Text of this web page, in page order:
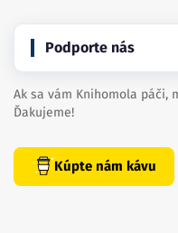
Podporte nás
Ak sa vám Knihomola páči,
Ďakujeme!
Kúpte nám kávu